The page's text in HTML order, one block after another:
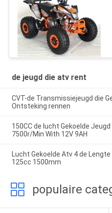
de jeugd die atv rent
CVT-de Transmissiejeugd die
Ontsteking rennen
150CC de lucht Gekoelde
7500r/Min With 12V 9AH
Lucht Gekoelde Atv 4 de
125cc 1500mm
populaire